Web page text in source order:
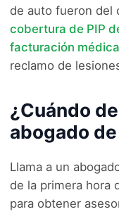
de auto fueron del
cobertura de PIP
facturación médica
reclamo de
¿Cuándo
abogado
Llama a un
de la primera hora
para obtener